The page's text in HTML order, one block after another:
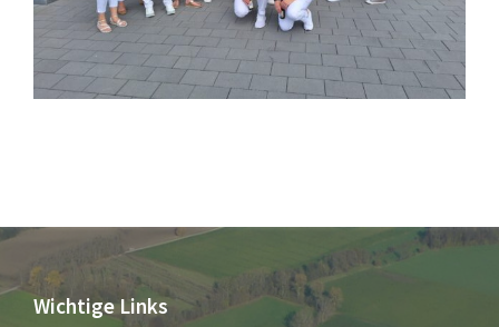
Wichtige Links